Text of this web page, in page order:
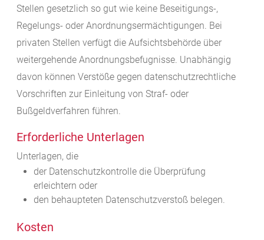
Stellen gesetzlich so gut wie keine Beseitigungs-,
Regelungs- oder Anordnungsermächtigungen. Bei
privaten Stellen verfügt die Aufsichtsbehörde über
weitergehende Anordnungsbefugnisse. Unabhängig
davon können Verstöße gegen datenschutzrechtliche
Vorschriften zur Einleitung von Straf- oder
Bußgeldverfahren führen.
Erforderliche Unterlagen
Unterlagen, die
der Datenschutzkontrolle die Überprüfung
erleichtern oder
den behaupteten Datenschutzverstoß belegen.
Kosten